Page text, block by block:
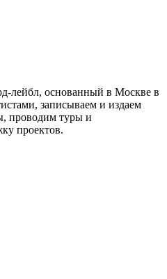
лейбл, основанный в Москве в
записываем и издаем
проводим туры и
проектов.